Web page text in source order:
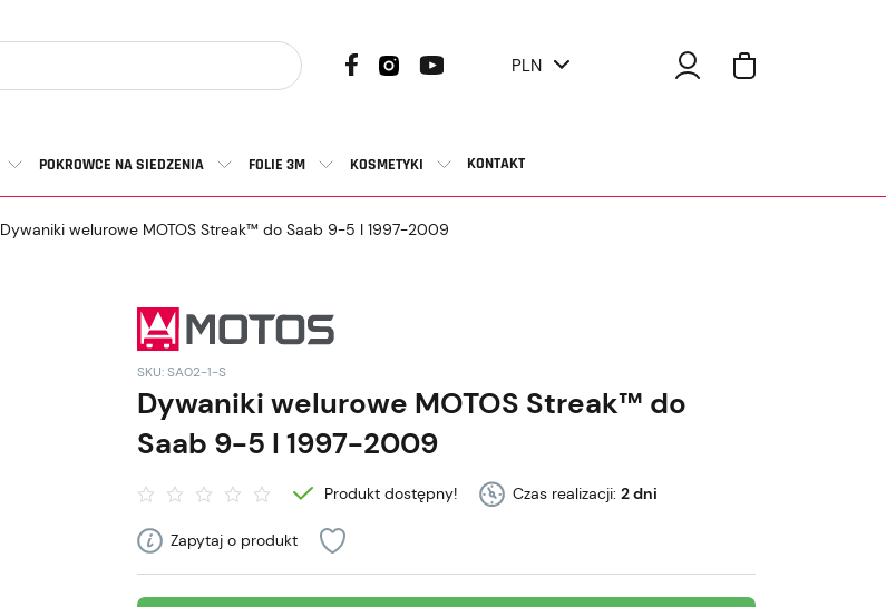
PLN
POKROWCE NA SIEDZENIA FOLIE 3M KOSMETYKI KONTAKT
Dywaniki welurowe MOTOS Streak™ do Saab 9-5 I 1997-2009
SKU: SA02-1-S
Dywaniki welurowe MOTOS Streak™ do
Saab 9-5 I 1997-2009
Produkt dostępny! Czas realizacji: 2 dni
Zapytaj o produkt